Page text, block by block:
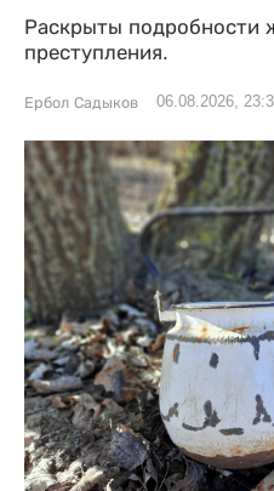
Раскрыты подробности
преступления.
Ербол Садыков 06.08.2026,